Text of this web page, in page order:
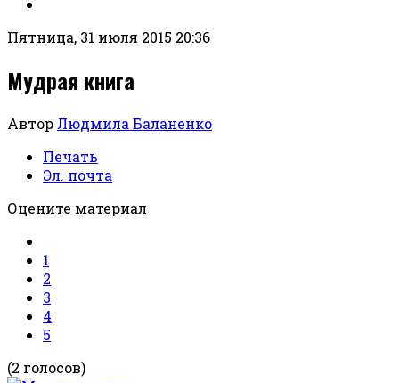
Пятница, 31 июля 2015 20:36
Мудрая книга
Автор Людмила Баланенко
Печать
Эл. почта
Оцените материал
1
2
3
4
5
(2 голосов)